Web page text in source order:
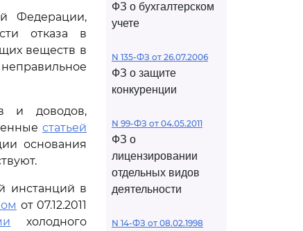
Федерации,
отказа в
веществ в
и доводов,
статьей
основания
инстанций в
от 07.12.2011
холодного
ФЗ о бухгалтерском
учете
N 135-ФЗ от 26.07.2006
ФЗ о защите
конкуренции
N 99-ФЗ от 04.05.2011
ФЗ о
лицензировании
отдельных видов
деятельности
N 14-ФЗ от 08.02.1998